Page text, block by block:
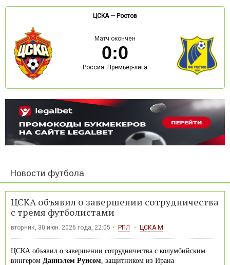
ЦСКА— Ростов
Матч окончен
0:0
Россия: Премьер-лига
Новости футбола
ЦСКА объявил о завершении сотрудничества
с тремя футболистами
вторник, 30 июн. 2026 года, 22:05 РПЛ ЦСКА М
ЦСКА объявил о завершении сотрудничества с колумбийским
вингером Даниэлем Руисом , защитником из Ирана